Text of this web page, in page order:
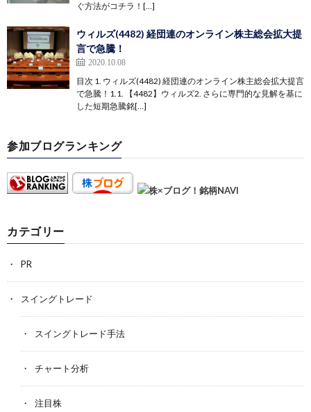
ぐ方法がコチラ！[…]
ウィルズ(4482) 経団連のオンライン株主総会拡大提
言で急騰！
2020.10.08
目次 1. ウィルズ(4482) 経団連のオンライン株主総会拡大提言
で急騰！1.1. 【4482】ウィルズ2. さらに専門的な見解を基に
した短期急騰銘[…]
参加ブログランキング
カテゴリー
PR
スイングトレード
スイングトレード手法
チャート分析
注目株